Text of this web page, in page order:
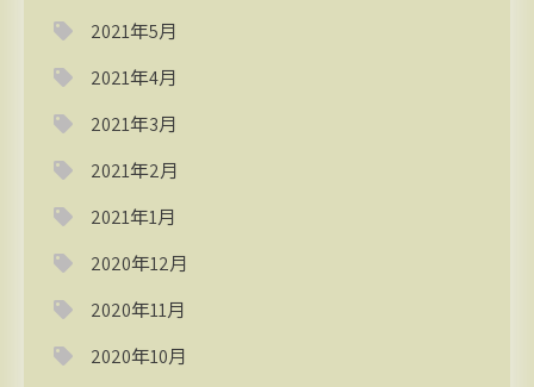
2021年5月
2021年4月
2021年3月
2021年2月
2021年1月
2020年12月
2020年11月
2020年10月